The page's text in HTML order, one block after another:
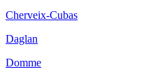
Cherveix-Cubas
Daglan
Domme